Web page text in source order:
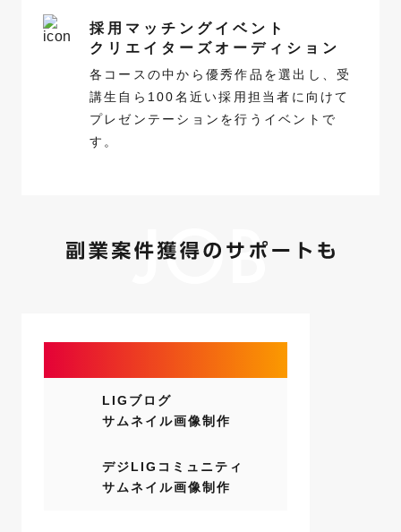
採用マッチングイベント
クリエイターズオーディション
各コースの中から優秀作品を選出し、受
講生自ら100名近い採用担当者に向けて
プレゼンテーションを行うイベントで
す。
JOB
LIGブログ
サムネイル画像制作
デジLIGコミュニティ
サムネイル画像制作